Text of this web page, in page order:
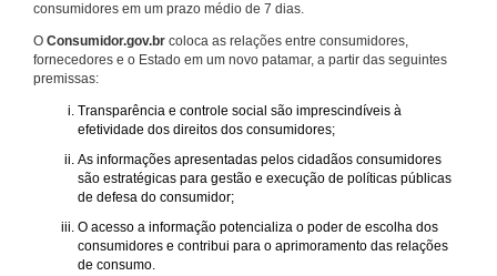
consumidores em um prazo médio de 7 dias.
O Consumidor.gov.br coloca as relações entre consumidores,
fornecedores e o Estado em um novo patamar, a partir das seguintes
premissas:
Transparência e controle social são imprescindíveis à
efetividade dos direitos dos consumidores;
As informações apresentadas pelos cidadãos consumidores
são estratégicas para gestão e execução de políticas públicas
de defesa do consumidor;
O acesso a informação potencializa o poder de escolha dos
consumidores e contribui para o aprimoramento das relações
de consumo.